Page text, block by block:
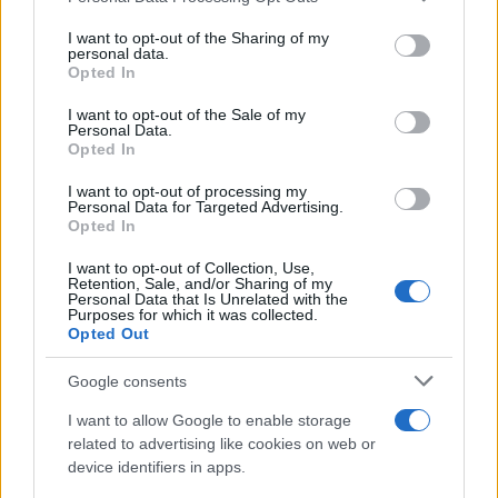
not limited to your visit or usage behaviour. You may click to
grant or deny consent to Google and its third-party tags to
use your data for below specified purposes in below Google
consent section.
I want to opt-out of the Sharing of my
personal data.
Opted In
I want to opt-out of the Sale of my
Personal Data.
Opted In
I want to opt-out of processing my
Personal Data for Targeted Advertising.
Opted In
I want to opt-out of Collection, Use,
Retention, Sale, and/or Sharing of my
Personal Data that Is Unrelated with the
Purposes for which it was collected.
Opted Out
Google consents
I want to allow Google to enable storage
related to advertising like cookies on web or
device identifiers in apps.
Είμαστε διαρκώς σε επικοινωνία, ο Σταύρος είναι
καλά, σε καλό νοσοκομείο. Θα έρθει σύντομα. Η
διάθεσή του είναι καλή», δήλωσε ο Μάνος
Μαλλιαρός στις τηλεοπτικές κάμερες όταν
έφτασε στο αεροδρόμιο.